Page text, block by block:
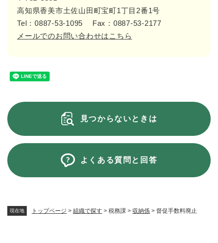
現在地 トップページ > 組織で探す > 税務課 > 収納係 > 督促手数料廃止
高知県香美市土佐山田町宝町1丁目2番1号
Tel：0887-53-1095
Fax：0887-53-2177
メールでのお問い合わせはこちら
見つからないときは
よくある質問と回答